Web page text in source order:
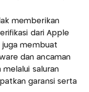
memberikan
dari Apple
juga membuat
dan ancaman
melalui saluran
garansi serta